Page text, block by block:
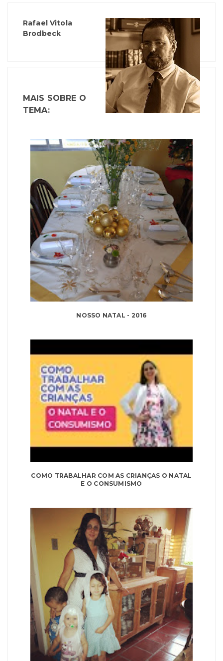
Rafael Vitola
Brodbeck
MAIS SOBRE O
TEMA:
NOSSO NATAL - 2016
COMO TRABALHAR COM AS CRIANÇAS O NATAL
E O CONSUMISMO